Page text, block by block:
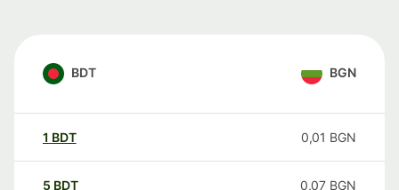
BDT BGN
1 BDT 0,01 BGN
5 BDT 0,07 BGN